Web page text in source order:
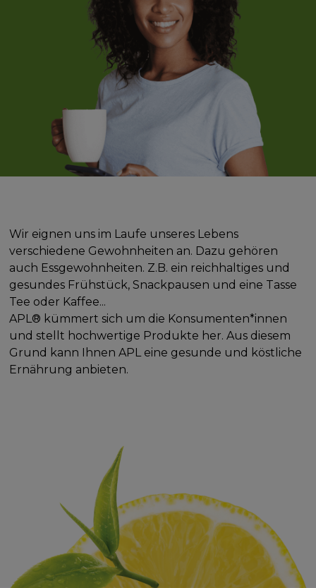
Wir eignen uns im Laufe unseres Lebens
verschiedene Gewohnheiten an. Dazu gehören
auch Essgewohnheiten. Z.B. ein reichhaltiges und
gesundes Frühstück, Snackpausen und eine Tasse
Tee oder Kaffee...
APL® kümmert sich um die Konsumenten*innen
und stellt hochwertige Produkte her. Aus diesem
Grund kann Ihnen APL eine gesunde und köstliche
Ernährung anbieten.